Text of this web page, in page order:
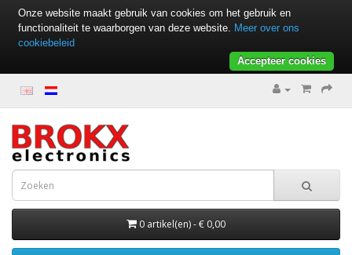
0 artikel(en) - € 0,00
Onze website maakt gebruik van cookies om het gebruik en
functionaliteit te waarborgen van deze website. Meer over ons
cookiebeleid
Accepteer cookies